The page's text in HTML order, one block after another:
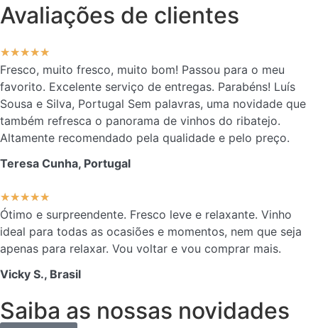
Avaliações de clientes
★★★★★
Fresco, muito fresco, muito bom! Passou para o meu
favorito. Excelente serviço de entregas. Parabéns! Luís
Sousa e Silva, Portugal Sem palavras, uma novidade que
também refresca o panorama de vinhos do ribatejo.
Altamente recomendado pela qualidade e pelo preço.
Teresa Cunha, Portugal
★★★★★
Ótimo e surpreendente. Fresco leve e relaxante. Vinho
ideal para todas as ocasiões e momentos, nem que seja
apenas para relaxar. Vou voltar e vou comprar mais.
Vicky S., Brasil
Saiba as nossas novidades